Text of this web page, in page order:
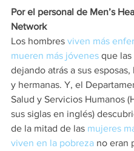
Por el personal de Men’s
Network
Los hombres viven más
mueren más jóvenes que las
dejando atrás a sus esposas,
y hermanas. Y, el
Salud y Servicios Humanos
sus siglas en inglés)
de la mitad de las mujeres
viven en la pobreza no eran